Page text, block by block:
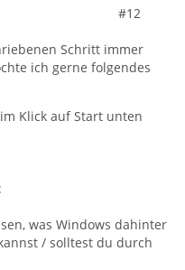
#12
Schritt immer
ich gerne folgendes
Klick auf Start unten
was Windows dahinter
/ solltest du durch